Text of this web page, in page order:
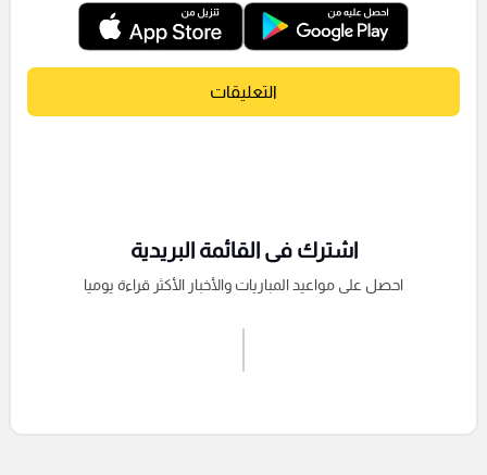
التعليقات
اشترك فى القائمة البريدية
احصل على مواعيد المباريات والأخبار الأكثر قراءة يوميا